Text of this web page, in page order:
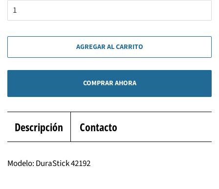
AGREGAR AL CARRITO
COMPRAR AHORA
Descripción Contacto
Modelo: DuraStick 42192